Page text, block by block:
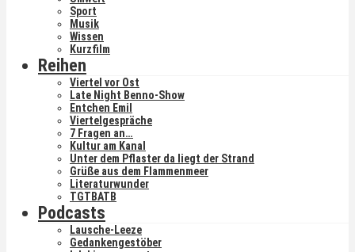
Sport
Musik
Wissen
Kurzfilm
Reihen
Viertel vor Ost
Late Night Benno-Show
Entchen Emil
Viertelgespräche
7 Fragen an…
Kultur am Kanal
Unter dem Pflaster da liegt der Strand
Grüße aus dem Flammenmeer
Literaturwunder
TGTBATB
Podcasts
Lausche-Leeze
Gedankengestöber